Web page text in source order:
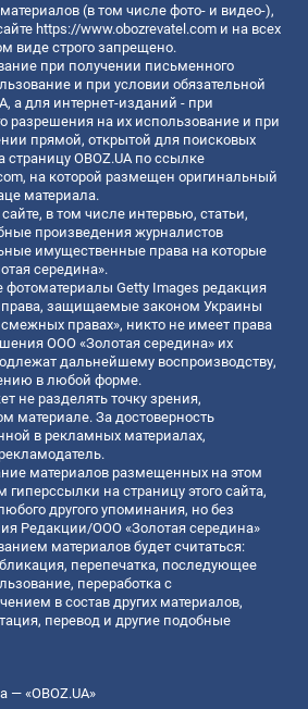
(в том числе фото- и видео-),
https://www.obozrevatel.com и на всех
виде строго запрещено.
при получении письменного
и при условии обязательной
а для интернет-изданий - при
разрешения на их использование и при
прямой, открытой для поисковых
OBOZ.UA по ссылке
, на которой размещен оригинальный
материала.
в том числе интервью, статьи,
произведения журналистов
имущественные права на которые
середина».
фотоматериалы Getty Images редакция
защищаемые законом Украины
смежных правах», никто не имеет права
ООО «Золотая середина» их
дальнейшему воспроизводству,
в любой форме.
не разделять точку зрения,
материале. За достоверность
в рекламных материалах,
материалов размещенных на этом
гиперссылки на страницу этого сайта,
другого упоминания, но без
Редакции/ООО «Золотая середина»
материалов будет считаться:
перепечатка, последующее
переработка с
в состав других материалов,
перевод и другие подобные
— «OBOZ.UA»